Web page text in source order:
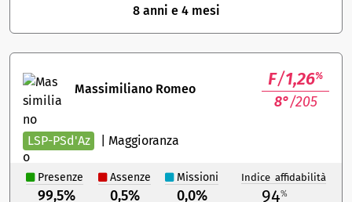
8 anni e 4 mesi
Massimiliano Romeo F/1,26%
8°/205
LSP-PSd'Az Maggioranza
Presenze Assenze Missioni Indice affidabilità
99,5% 0,5% 0,0% 94%